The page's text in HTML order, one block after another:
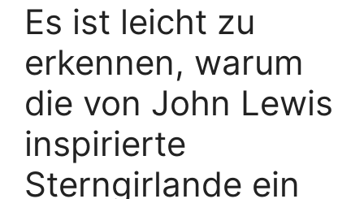
Es ist leicht zu
erkennen, warum
die von John Lewis
inspirierte
Sterngirlande ein